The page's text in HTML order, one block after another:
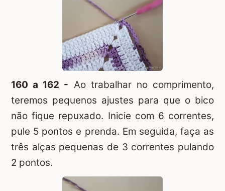
160 a 162 - Ao trabalhar no comprimento,
teremos pequenos ajustes para que o bico
não fique repuxado. Inicie com 6 correntes,
pule 5 pontos e prenda. Em seguida, faça as
três alças pequenas de 3 correntes pulando
2 pontos.